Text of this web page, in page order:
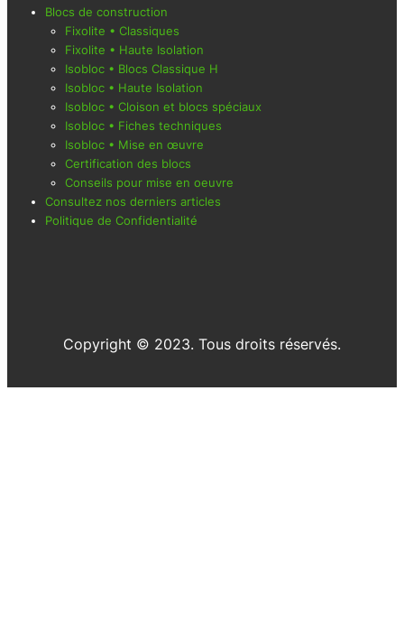
Blocs de construction
Fixolite • Classiques
Fixolite • Haute Isolation
Isobloc • Blocs Classique H
Isobloc • Haute Isolation
Isobloc • Cloison et blocs spéciaux
Isobloc • Fiches techniques
Isobloc • Mise en œuvre
Certification des blocs
Conseils pour mise en oeuvre
Consultez nos derniers articles
Politique de Confidentialité
Copyright © 2023. Tous droits réservés.